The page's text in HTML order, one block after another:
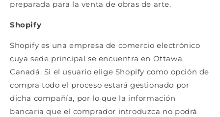
preparada para la venta de obras de arte.
Shopify
Shopify es una empresa de comercio electrónico
cuya sede principal se encuentra en Ottawa,
Canadá. Si el usuario elige Shopify como opción de
compra todo el proceso estará gestionado por
dicha compañía, por lo que la información
bancaria que el comprador introduzca no podrá